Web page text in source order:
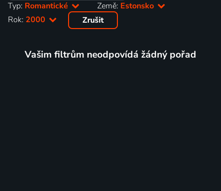
Typ: Romantické Země: Estonsko
Rok: 2000 Zrušit
Vašim filtrům neodpovídá žádný pořad